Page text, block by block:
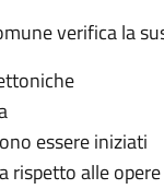
verifica la
essere iniziati
rispetto alle